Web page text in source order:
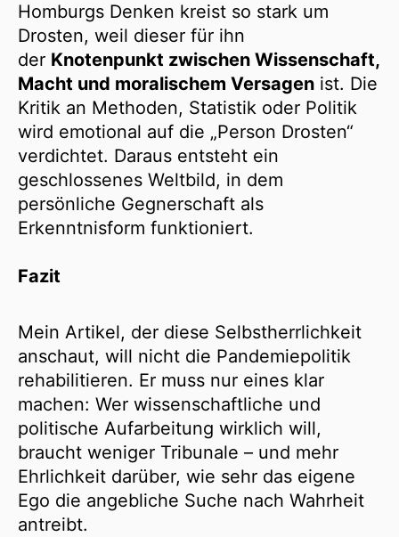
Homburgs Denken kreist so stark um
Drosten, weil dieser für ihn
der Knotenpunkt zwischen Wissenschaft,
Macht und moralischem Versagen ist. Die
Kritik an Methoden, Statistik oder Politik
wird emotional auf die „Person Drosten“
verdichtet. Daraus entsteht ein
geschlossenes Weltbild, in dem
persönliche Gegnerschaft als
Erkenntnisform funktioniert.
Fazit
Mein Artikel, der diese Selbstherrlichkeit
anschaut, will nicht die Pandemiepolitik
rehabilitieren. Er muss nur eines klar
machen: Wer wissenschaftliche und
politische Aufarbeitung wirklich will,
braucht weniger Tribunale – und mehr
Ehrlichkeit darüber, wie sehr das eigene
Ego die angebliche Suche nach Wahrheit
antreibt.